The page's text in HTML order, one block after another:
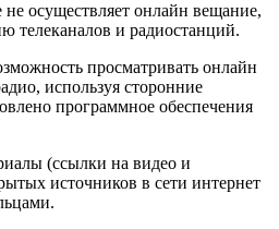
осуществляет онлайн вещание,
телеканалов и радиостанций.
просматривать онлайн
используя сторонние
программное обеспечения
(ссылки на видео и
источников в сети интернет